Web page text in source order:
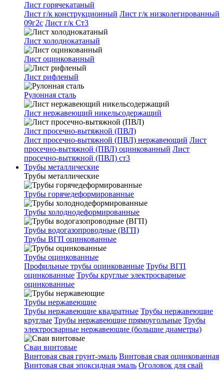
Лист горячекатаный
Лист г/к конструкционный Лист г/к низколегированный
09г2с Лист г/к Ст3
Лист холоднокатаный
Лист оцинкованный
Лист рифленый
Рулонная сталь
Лист нержавеющий никельсодержащий
Лист просечно-вытяжной (ПВЛ)
Лист просечно-вытяжной (ПВЛ) нержавеющий Лист
просечно-вытяжной (ПВЛ) оцинкованный Лист
просечно-вытяжной (ПВЛ) ст3
Трубы металлические
Трубы металлические
Трубы горячедеформированные
Трубы холоднодеформированные
Трубы водогазопроводные (ВГП)
Трубы ВГП оцинкованные
Трубы оцинкованные
Профильные трубы оцинкованные Трубы ВГП
оцинкованные Трубы круглые электросварные
оцинкованные
Трубы нержавеющие
Трубы нержавеющие квадратные Трубы нержавеющие
круглые Трубы нержавеющие прямоугольные Трубы
электросварные нержавеющие (большие диаметры)
Сваи винтовые
Винтовая свая грунт-эмаль Винтовая свая оцинкованная
Винтовая свая эпоксидная эмаль Оголовок для свай